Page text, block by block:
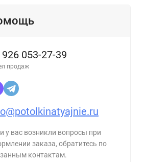
053-27-39
продаж
у вас возникли вопросы при
заказа, обратитесь по
контактам.